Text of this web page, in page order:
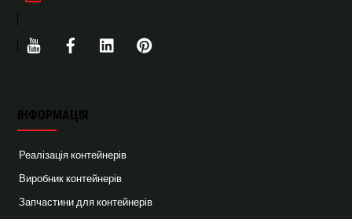
ІНФОРМАЦІЯ
Реалізація контейнерів
Виробник контейнерів
Запчастини для контейнерів